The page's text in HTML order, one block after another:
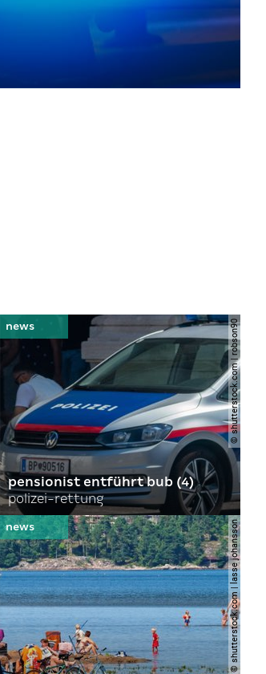
© shutterstock.com | robson90
pensionist entführt bub (4)
polizei-rettung
© shutterstock.com | lasse johansson